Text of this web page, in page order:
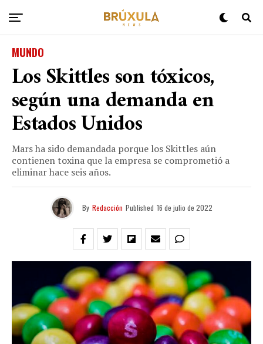
MUNDO
Los Skittles son tóxicos,
según una demanda en
Estados Unidos
Mars ha sido demandada porque los Skittles aún
contienen toxina que la empresa se comprometió a
eliminar hace seis años.
By Redacción Published 16 de julio de 2022